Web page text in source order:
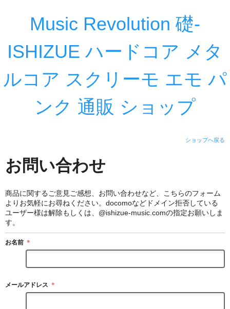
Music Revolution 礎-
ISHIZUE ハードコア メタ
ルコア スクリーモ エモ パ
ンク 通販 ショップ
ショップへ戻る
お問い合わせ
商品に関するご意見ご感想、お問い合わせなど、こちらのフォーム
よりお気軽にお尋ねください。docomoなどドメイン拒否している
ユーザー様は解除もしくは、@ishizue-music.comの指定お願いしま
す。
お名前 ＊
メールアドレス ＊